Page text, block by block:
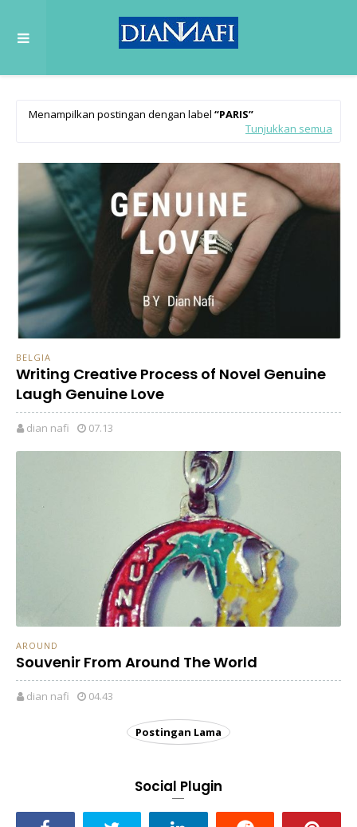
Menampilkan postingan dengan label
PARIS
Tunjukkan semua
BELGIA
Writing Creative Process of Novel Genuine
Laugh Genuine Love
dian nafi 07.13
AROUND
Souvenir From Around The World
dian nafi 04.43
Postingan Lama
Social Plugin